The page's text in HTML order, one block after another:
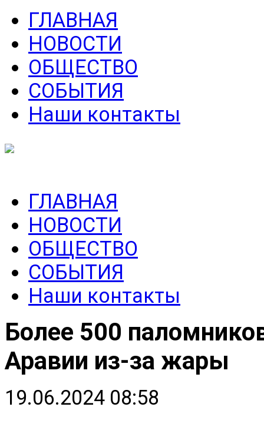
ГЛАВНАЯ
НОВОСТИ
ОБЩЕСТВО
СОБЫТИЯ
Наши контакты
ГЛАВНАЯ
НОВОСТИ
ОБЩЕСТВО
СОБЫТИЯ
Наши контакты
Более 500
Аравии из-за жары
19.06.2024 08:58